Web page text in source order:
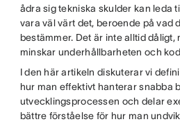
ådra sig tekniska skulder kan leda
vara väl värt det, beroende på vad
bestämmer. Det är inte alltid
minskar underhållbarheten och
I den här artikeln diskuterar vi
hur man effektivt hanterar snabba
utvecklingsprocessen och delar
bättre förståelse för hur man